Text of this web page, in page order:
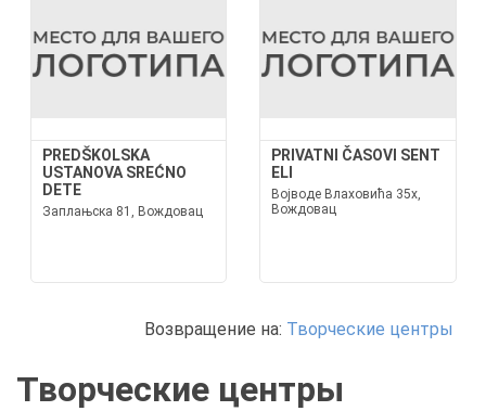
PREDŠKOLSKA
USTANOVA SREĆNO
DETE
Заплањска 81, Вождовац
PRIVATNI ČASOVI SENT
ELI
Војводе Влаховића 35х,
Вождовац
Возвращение на: Творческие центры
Творческие центры